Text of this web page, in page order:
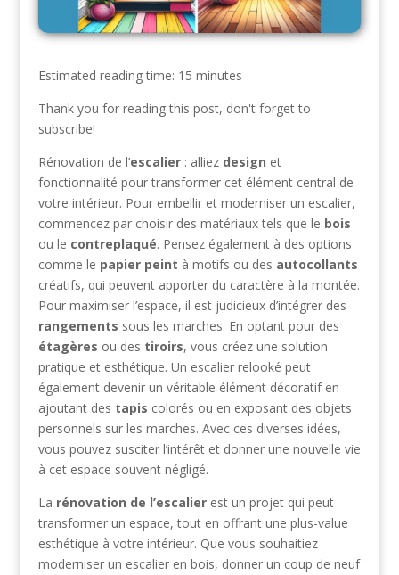
Estimated reading time: 15 minutes
Thank you for reading this post, don't forget to
subscribe!
Rénovation de l’escalier: alliez design et
fonctionnalité pour transformer cet élément central de
votre intérieur. Pour embellir et moderniser un escalier,
commencez par choisir des matériaux tels que le bois
ou le contreplaqué. Pensez également à des options
comme le papier peint à motifs ou des autocollants
créatifs, qui peuvent apporter du caractère à la montée.
Pour maximiser l’espace, il est judicieux d’intégrer des
rangements sous les marches. En optant pour des
étagères ou des tiroirs, vous créez une solution
pratique et esthétique. Un escalier relooké peut
également devenir un véritable élément décoratif en
ajoutant des tapis colorés ou en exposant des objets
personnels sur les marches. Avec ces diverses idées,
vous pouvez susciter l’intérêt et donner une nouvelle vie
à cet espace souvent négligé.
La rénovation de l’escalierest un projet qui peut
transformer un espace, tout en offrant une plus-value
esthétique à votre intérieur. Que vous souhaitiez
moderniser un escalier en bois, donner un coup de neuf